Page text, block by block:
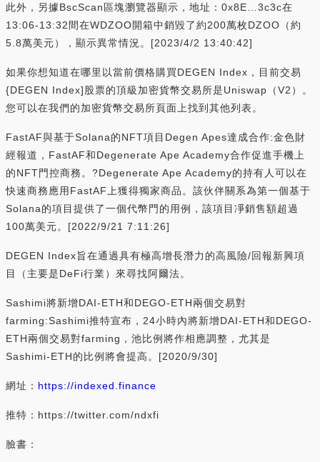
此外，另據BscScan區塊瀏覽器顯示，地址：0x8E…3c3c在
13:06-13:32間在WDZOO開箱中銷毀了約200萬枚DZOO（約
5.8萬美元），顯示異常情況。[2023/4/2 13:40:42]
如果你想知道在哪里以當前價格購買DEGEN Index，目前交易
{DEGEN Index]股票的頂級加密貨幣交易所是Uniswap（V2）。
您可以在我們的加密貨幣交易所頁面上找到其他列表。
FastAF與基于Solana的NFT項目Degen Apes達成合作:金色財
經報道，FastAF和Degenerate Ape Academy合作促進手機上
的NFT門控商務。?Degenerate Ape Academy的持有人可以在
快速商務應用FastAF上獲得獨家商品。該伙伴關系為第一個基于
Solana的項目提供了一個代幣門的用例，該項目凈銷售額超過
100萬美元。[2022/9/21 7:11:26]
DEGEN Index旨在通過具有極高增長潛力的高風險/回報新興項
目（主要是DeFi行業）來尋找阿爾法。
Sashimi將新增DAI-ETH和DEGO-ETH兩個交易對
farming:Sashimi推特宣布，24小時內將新增DAI-ETH和DEGO-
ETH兩個交易對farming，池比例將作相應調整，尤其是
Sashimi-ETH的比例將會提高。[2020/9/30]
網址： https://indexed.finance
推特：https://twitter.com/ndxfi
臉書：